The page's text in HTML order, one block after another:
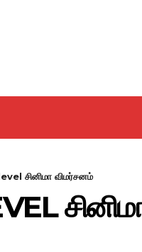
சினிமா விமர்சனம்